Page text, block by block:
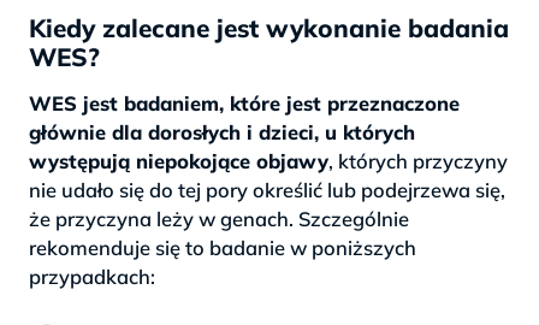
Kiedy zalecane jest wykonanie badania
WES?
WES jest badaniem, które jest przeznaczone
głównie dla dorosłych i dzieci, u których
występują niepokojące objawy, których przyczyny
nie udało się do tej pory określić lub podejrzewa się,
że przyczyna leży w genach. Szczególnie
rekomenduje się to badanie w poniższych
przypadkach: